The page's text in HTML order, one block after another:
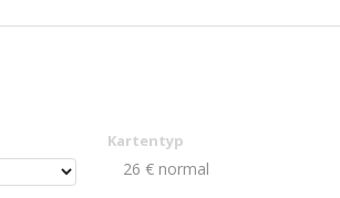
Kartentyp